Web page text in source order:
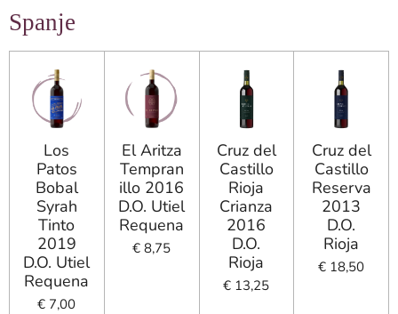
Spanje
Los
Patos
Bobal
Syrah
Tinto
2019
D.O. Utiel
Requena
€ 7,00
El Aritza
Tempran
illo 2016
D.O. Utiel
Requena
€ 8,75
Cruz del
Castillo
Rioja
Crianza
2016
D.O.
Rioja
€ 13,25
Cruz del
Castillo
Reserva
2013
D.O.
Rioja
€ 18,50